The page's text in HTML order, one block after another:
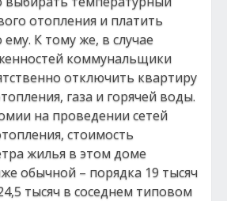
отопления и платить
К тому же, в случае
коммунальщики
отключить квартиру
газа и горячей воды.
на проведении сетей
стоимость
жилья в этом доме
обычной – порядка 19 тысяч
тысяч в соседнем типовом